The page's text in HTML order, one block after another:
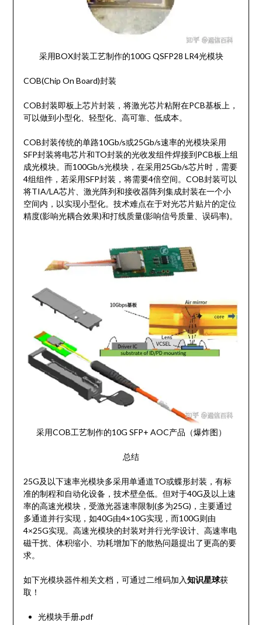
采用BOX封装工艺制作的100G QSFP28 LR4光模块
COB(Chip On Board)封装
COB封装即板上芯片封装，将激光芯片粘附在PCB基板上，
可以做到小型化、轻型化、高可靠、低成本。
COB封装传统的单路10Gb/s或25Gb/s速率的光模块采用
SFP封装将电芯片和TO封装的光收发组件焊接到PCB板上组
成光模块。而100Gb/s光模块，在采用25Gb/s芯片时，需要
4组组件，若采用SFP封装，将需要4倍空间。COB封装可以
将TIA/LA芯片、激光阵列和接收器阵列集成封装在一个小
空间内，以实现小型化。技术难点在于对光芯片贴片的定位
精度(影响光耦合效果)和打线质量(影响信号质量、误码率)。
采用COB工艺制作的10G SFP+ AOC产品（爆炸图）
总结
25G及以下速率光模块多采用单通道TO或蝶形封装，有标
准的制程和自动化设备，技术壁垒低。但对于40G及以上速
率的高速光模块，受激光器速率限制(多为25G)，主要通过
多通道并行实现，如40G由4×10G实现，而100G则由
4×25G实现。高速光模块的封装对并行光学设计、高速率电
磁干扰、体积缩小、功耗增加下的散热问题提出了更高的要
求。
如下光模块器件相关文档，可通过二维码加入知识星球获
取！
光模块手册.pdf